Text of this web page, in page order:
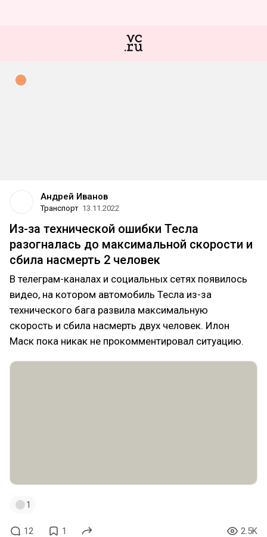
Андрей Иванов
Транспорт 13.11.2022
Из-за технической ошибки Тесла
разогналась до максимальной скорости и
сбила насмерть 2 человек
В телеграм-каналах и социальных сетях появилось
видео, на котором автомобиль Тесла из-за
технического бага развила максимальную
скорость и сбила насмерть двух человек. Илон
Маск пока никак не прокомментировал ситуацию.
1
12 1 2.5K